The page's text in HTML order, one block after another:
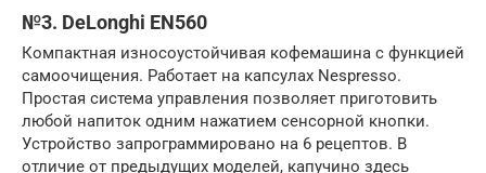
№3. DeLonghi EN560
Компактная износоустойчивая кофемашина с функцией
самоочищения. Работает на капсулах Nespresso.
Простая система управления позволяет приготовить
любой напиток одним нажатием сенсорной кнопки.
Устройство запрограммировано на 6 рецептов. В
отличие от предыдущих моделей, капучино здесь